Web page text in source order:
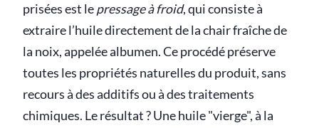
prisées est lepressage à froid, qui consiste à
extraire l’huile directement de la chair fraîche de
la noix, appelée albumen. Ce procédé préserve
toutes les propriétés naturelles du produit, sans
recours à des additifs ou à des traitements
chimiques. Le résultat ? Une huile "vierge", à la